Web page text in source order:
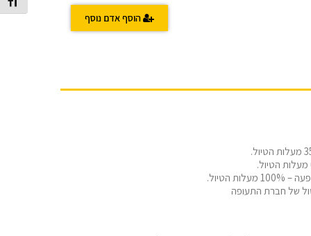
הוסף אדם נוסף
של חברת התעופה